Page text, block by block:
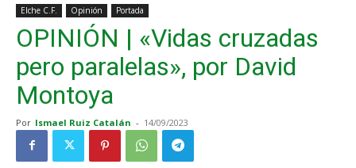
Elche C.F. Opinión Portada
OPINIÓN | «Vidas cruzadas
pero paralelas», por David
Montoya
Por Ismael Ruiz Catalán - 14/09/2023